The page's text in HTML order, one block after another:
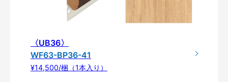
〈UB36〉
WF63-BP36-41
¥14,500/梱（1本入り）